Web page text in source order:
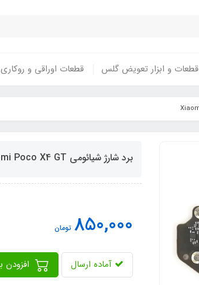
قطعات و ابزار تعویض گلس قطعات اوراقی و روکاری
برد شارژ شیائومی Xiaomi Poco X4 GT
850,000 تومان
آماده ارسال